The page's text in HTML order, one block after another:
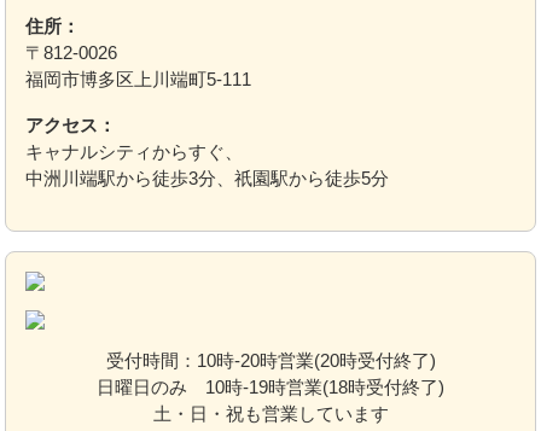
住所：
〒812-0026
福岡市博多区上川端町5-111
アクセス：
キャナルシティからすぐ、
中洲川端駅から徒歩3分、祇園駅から徒歩5分
受付時間：10時-20時営業(20時受付終了)
日曜日のみ 10時-19時営業(18時受付終了)
土・日・祝も営業しています